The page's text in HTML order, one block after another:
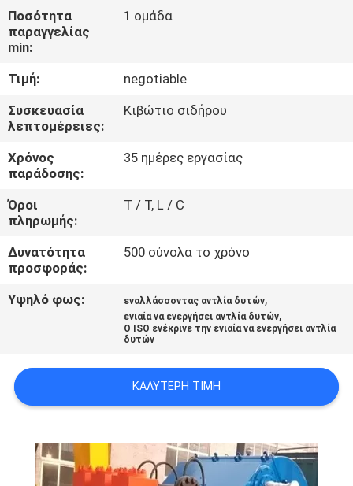
ΜΑΣ
ΣΕ
ΕΠΑΦΉ
ΖΗΤΉΣΤΕ
ΈΝΑ
ΑΠΌΣΠΑΣΜΑ
SITEMAP
POLICY
Ποσότητα
παραγγελίας
min:
1 ομάδα
Τιμή:
negotiable
Συσκευασία
λεπτομέρειες:
Κιβώτιο σιδήρου
Χρόνος
παράδοσης:
35 ημέρες εργασίας
Όροι
πληρωμής:
T / T, L / C
Δυνατότητα
προσφοράς:
500 σύνολα το χρόνο
Υψηλό φως: εναλλάσσοντας αντλία δυτών,
ενιαία να ενεργήσει αντλία δυτών,
Ο ISO ενέκρινε την ενιαία να ενεργήσει αντλία
δυτών
ΚΑΛΎΤΕΡΗ ΤΙΜΉ